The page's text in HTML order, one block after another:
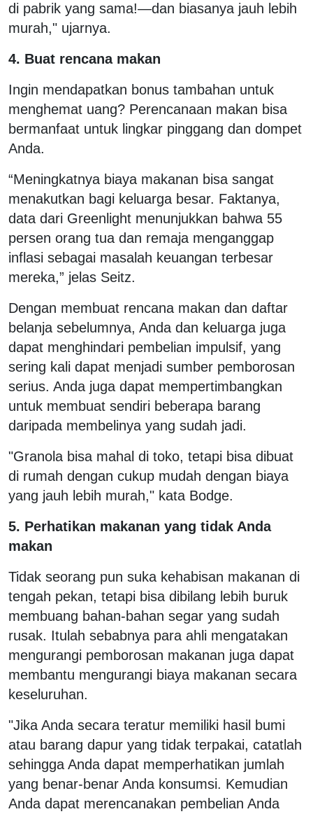
di pabrik yang sama!—dan biasanya jauh lebih
murah," ujarnya.
4. Buat rencana makan
Ingin mendapatkan bonus tambahan untuk
menghemat uang? Perencanaan makan bisa
bermanfaat untuk lingkar pinggang dan dompet
Anda.
“Meningkatnya biaya makanan bisa sangat
menakutkan bagi keluarga besar. Faktanya,
data dari Greenlight menunjukkan bahwa 55
persen orang tua dan remaja menganggap
inflasi sebagai masalah keuangan terbesar
mereka,” jelas Seitz.
Dengan membuat rencana makan dan daftar
belanja sebelumnya, Anda dan keluarga juga
dapat menghindari pembelian impulsif, yang
sering kali dapat menjadi sumber pemborosan
serius. Anda juga dapat mempertimbangkan
untuk membuat sendiri beberapa barang
daripada membelinya yang sudah jadi.
"Granola bisa mahal di toko, tetapi bisa dibuat
di rumah dengan cukup mudah dengan biaya
yang jauh lebih murah," kata Bodge.
5. Perhatikan makanan yang tidak Anda
makan
Tidak seorang pun suka kehabisan makanan di
tengah pekan, tetapi bisa dibilang lebih buruk
membuang bahan-bahan segar yang sudah
rusak. Itulah sebabnya para ahli mengatakan
mengurangi pemborosan makanan juga dapat
membantu mengurangi biaya makanan secara
keseluruhan.
"Jika Anda secara teratur memiliki hasil bumi
atau barang dapur yang tidak terpakai, catatlah
sehingga Anda dapat memperhatikan jumlah
yang benar-benar Anda konsumsi. Kemudian
Anda dapat merencanakan pembelian Anda